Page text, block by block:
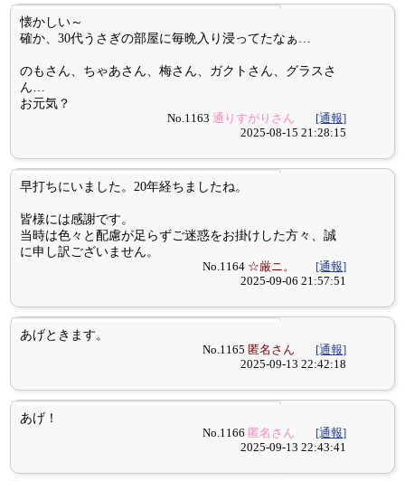
懐かしい～
確か、30代うさぎの部屋に毎晩入り浸ってたなぁ…
のもさん、ちゃあさん、梅さん、ガクトさん、グラスさ
ん…
お元気？
No.1163通りすがりさん
[通報]
2025-08-15 21:28:15
早打ちにいました。20年経ちましたね。
皆様には感謝です。
当時は色々と配慮が足らずご迷惑をお掛けした方々、誠
に申し訳ございません。
No.1164 ☆厳ニ。
[通報]
2025-09-06 21:57:51
あげときます。
No.1165 匿名さん
[通報]
2025-09-13 22:42:18
あげ！
No.1166 匿名さん
[通報]
2025-09-13 22:43:41